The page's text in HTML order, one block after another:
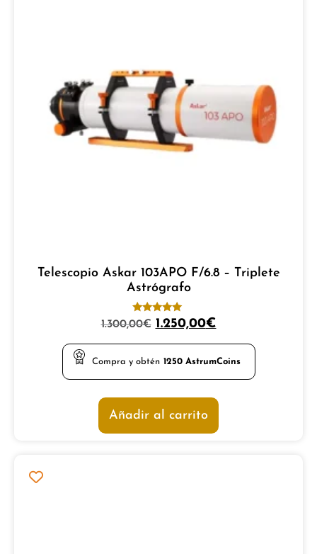
Telescopio Askar 103APO F/6.8 – Triplete
Astrógrafo
Valorado
con
1.300,00€ 1.250,00€
Compra y obtén 1250AstrumCoins
Añadir al carrito